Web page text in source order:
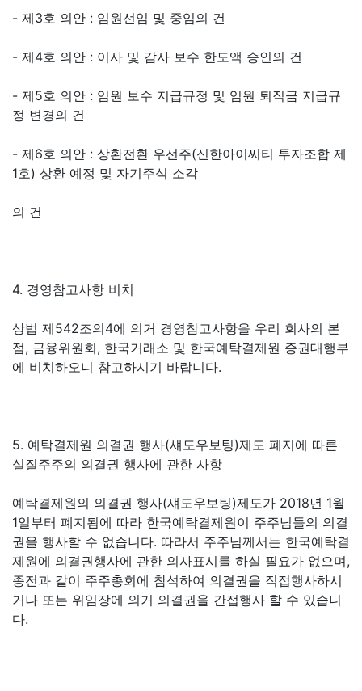
- 제3호 의안 : 임원선임 및 중임의 건
- 제4호 의안 : 이사 및 감사 보수 한도액 승인의 건
- 제5호 의안 : 임원 보수 지급규정 및 임원 퇴직금 지급규
정 변경의 건
- 제6호 의안 : 상환전환 우선주(신한아이씨티 투자조합 제
1호) 상환 예정 및 자기주식 소각
의 건
4. 경영참고사항 비치
상법 제542조의4에 의거 경영참고사항을 우리 회사의 본
점, 금융위원회, 한국거래소 및 한국예탁결제원 증권대행부
에 비치하오니 참고하시기 바랍니다.
5. 예탁결제원 의결권 행사(섀도우보팅)제도 폐지에 따른
실질주주의 의결권 행사에 관한 사항
예탁결제원의 의결권 행사(섀도우보팅)제도가 2018년 1월
1일부터 폐지됨에 따라 한국예탁결제원이 주주님들의 의결
권을 행사할 수 없습니다. 따라서 주주님께서는 한국예탁결
제원에 의결권행사에 관한 의사표시를 하실 필요가 없으며,
종전과 같이 주주총회에 참석하여 의결권을 직접행사하시
거나 또는 위임장에 의거 의결권을 간접행사 할 수 있습니
다.